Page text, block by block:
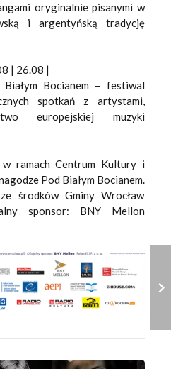
oryginalnie pisanymi w
i argentyńską tradycję
| 26.08 |
Bocianem – festiwal
spotkań z artystami,
europejskiej muzyki
ramach Centrum Kultury i
Pod Białym Bocianem.
środków Gminy Wrocław
sponsor: BNY Mellon